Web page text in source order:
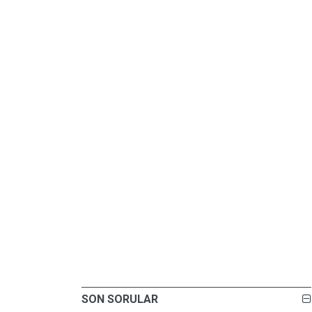
SON SORULAR